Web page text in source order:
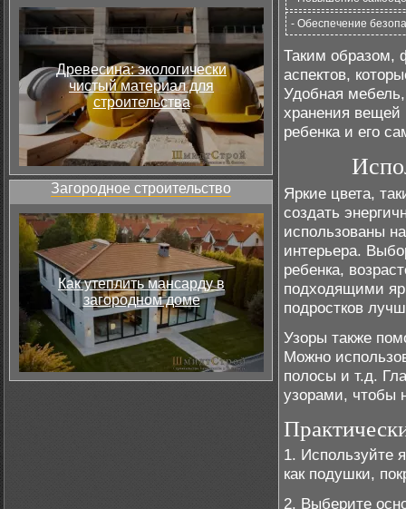
Древесина: экологически
чистый материал для
строительства
Загородное строительство
Как утеплить мансарду в
загородном доме
- Обеспечение
Таким образом,
аспектов,
Удобная
хранения вещей
ребенка и его
Яркие цвета,
создать
использованы
интерьера.
ребенка,
подходящими
подростков
Узоры также
Можно
полосы и т.д.
узорами, чтобы
1. Используйте
как подушки,
2. Выберите